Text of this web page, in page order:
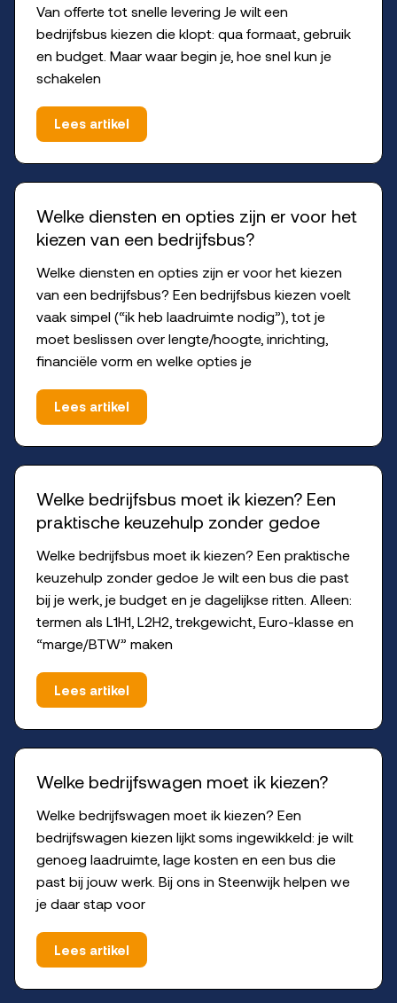
Van offerte tot snelle levering Je wilt een
bedrijfsbus kiezen die klopt: qua formaat, gebruik
en budget. Maar waar begin je, hoe snel kun je
schakelen
Lees artikel
Welke diensten en opties zijn er voor het
kiezen van een bedrijfsbus?
Welke diensten en opties zijn er voor het kiezen
van een bedrijfsbus? Een bedrijfsbus kiezen voelt
vaak simpel (“ik heb laadruimte nodig”), tot je
moet beslissen over lengte/hoogte, inrichting,
financiële vorm en welke opties je
Lees artikel
Welke bedrijfsbus moet ik kiezen? Een
praktische keuzehulp zonder gedoe
Welke bedrijfsbus moet ik kiezen? Een praktische
keuzehulp zonder gedoe Je wilt een bus die past
bij je werk, je budget en je dagelijkse ritten. Alleen:
termen als L1H1, L2H2, trekgewicht, Euro-klasse en
“marge/BTW” maken
Lees artikel
Welke bedrijfswagen moet ik kiezen?
Welke bedrijfswagen moet ik kiezen? Een
bedrijfswagen kiezen lijkt soms ingewikkeld: je wilt
genoeg laadruimte, lage kosten en een bus die
past bij jouw werk. Bij ons in Steenwijk helpen we
je daar stap voor
Lees artikel